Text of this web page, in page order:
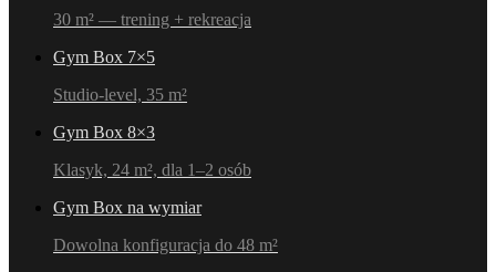
30 m² — trening + rekreacja
Gym Box 7×5
Studio-level, 35 m²
Gym Box 8×3
Klasyk, 24 m², dla 1–2 osób
Gym Box na wymiar
Dowolna konfiguracja do 48 m²